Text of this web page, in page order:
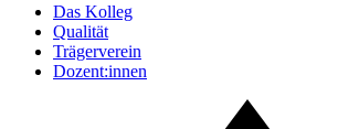
Das Kolleg
Qualität
Trägerverein
Dozent:innen